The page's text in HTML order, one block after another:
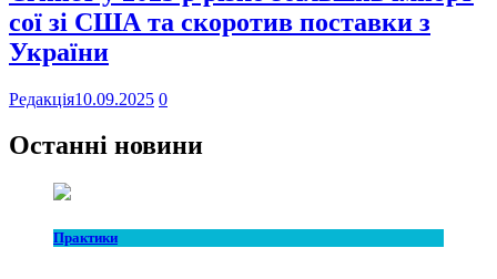
сої зі США та скоротив поставки з
України
Редакція10.09.2025 0
Останні новини
Практики